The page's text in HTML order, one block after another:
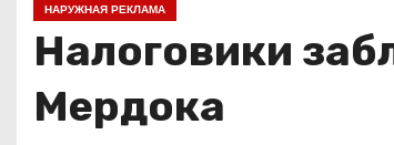
НАРУЖНАЯ РЕКЛАМА
Налоговики
Мердока